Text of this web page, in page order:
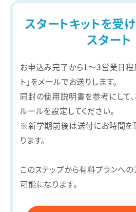
スタートキットを受
スタート
お申込み完了から1～3営業日程
ト」をメールでお送りします。
同封の使用説明書を参考にして
ルールを設定してください。
※新学期前後は送付にお時間を
ります。
このステップから有料プランへ
可能になります。